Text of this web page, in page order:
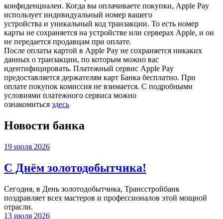
конфиденциален. Когда вы оплачиваете покупки, Apple Pay
использует индивидуальный номер вашего
устройства и уникальный код транзакции. То есть номер
карты не сохраняется на устройстве или серверах Apple, и он
не передается продавцам при оплате.
После оплаты картой в Apple Pay не сохраняется никаких
данных о транзакции, по которым можно вас
идентифицировать. Платежный сервис Apple Pay
предоставляется держателям карт Банка бесплатно. При
оплате покупок комиссия не взимается. С подробными
условиями платежного сервиса можно
ознакомиться здесь
Новости банка
19 июля 2026
С Днём золотодобытчика!
Сегодня, в День золотодобытчика, Трансстройбанк
поздравляет всех мастеров и профессионалов этой мощной
отрасли.
13 июля 2026